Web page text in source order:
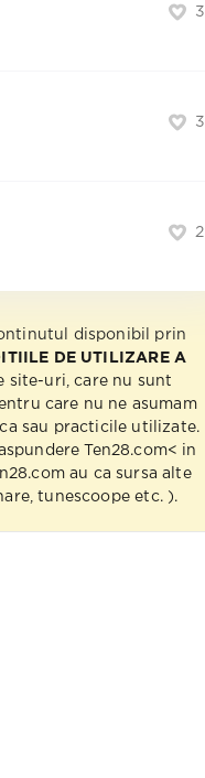
3
3
2
disponibil prin
DE UTILIZARE A
site-uri, care nu sunt
care nu ne asumam
sau practicile utilizate.
Ten28.com< in
au ca sursa alte
tunescoope etc. ).